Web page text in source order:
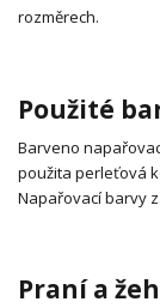
rozměrech.
Použité
Barveno
použita perleťová
Napařovací barvy
Praní a